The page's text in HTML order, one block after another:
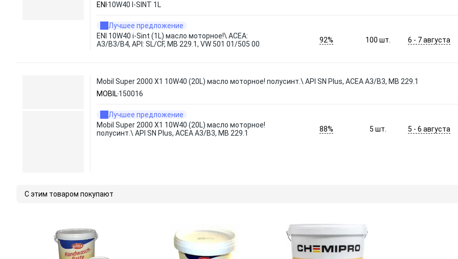
ENI 10W40 I-SINT 1L
Лучшее предложение
ENI 10W40 i-Sint (1L) масло моторное!\ ACEA:
A3/B3/B4, API: SL/CF, MB 229.1, VW 501 01/505 00
92% 100шт. 6 - 7 августа
Mobil Super 2000 X1 10W40 (20L) масло моторное! полусинт.\ API SN Plus, ACEA A3/B3, MB 229.1
MOBIL150016
Лучшее предложение
Mobil Super 2000 X1 10W40 (20L) масло моторное!
полусинт.\ API SN Plus, ACEA A3/B3, MB 229.1
88% 5шт. 5 - 6 августа
С этим товаром покупают